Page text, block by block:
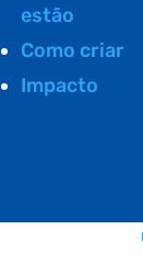
estão
Como criar
Impacto